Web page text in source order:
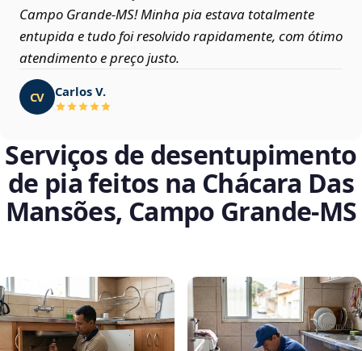
Campo Grande‑MS! Minha pia estava totalmente
entupida e tudo foi resolvido rapidamente, com ótimo
atendimento e preço justo.
CV Carlos V.
Serviços de desentupimento
de pia feitos na Chácara Das
Mansões, Campo Grande‑MS